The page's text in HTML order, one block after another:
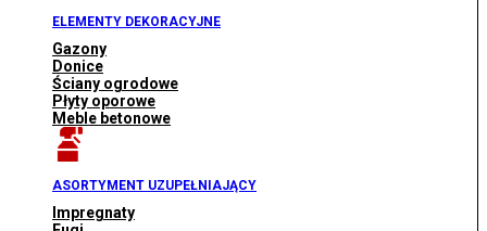
ELEMENTY DEKORACYJNE
Gazony
Donice
Ściany ogrodowe
Płyty oporowe
Meble betonowe
ASORTYMENT UZUPEŁNIAJĄCY
Impregnaty